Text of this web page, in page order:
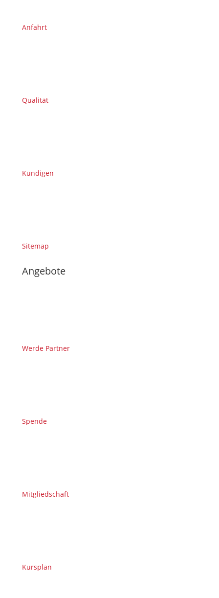
Anfahrt
Qualität
Kündigen
Sitemap
Angebote
Werde Partner
Spende
Mitgliedschaft
Kursplan